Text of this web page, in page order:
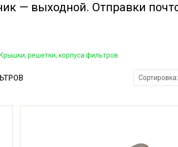
— выходной. Отправки
Крышки, решетки, корпуса фильтров
Сортировка: